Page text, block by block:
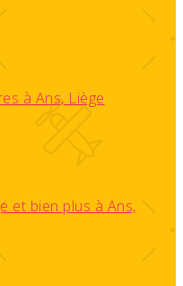
à Ans, Liège
et bien plus à Ans,